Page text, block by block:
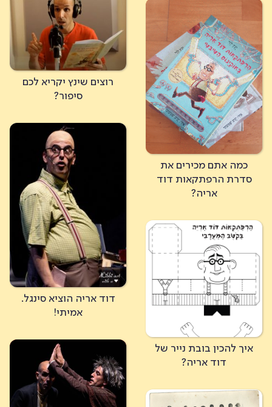
רוצים שינץ יקריא לכם
סיפור?
כמה אתם מכירים את
סדרת הרפתקאות דוד
אריה?
דוד אריה הוציא סינגל.
אמיתי!
איך להכין בובת נייר של
דוד אריה?